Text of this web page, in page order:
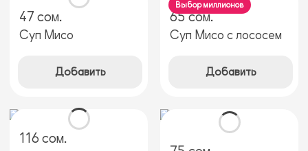
47 сом.
Суп Мисо
Добавить
65 сом.
Суп Мисо с лососем
Добавить
Выбор миллионов
116 сом.